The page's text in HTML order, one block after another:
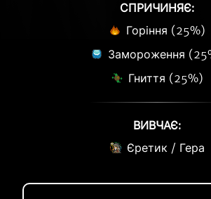
СПРИЧИНЯЄ:
Горіння (25%)
Замороження
Гниття (25%)
ВИВЧАЄ:
Єретик / Гера